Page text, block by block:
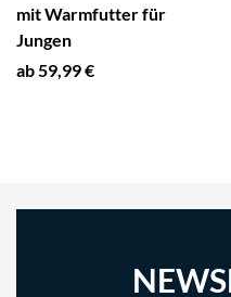
mit Warmfutter für
Jungen
ab 59,99 €